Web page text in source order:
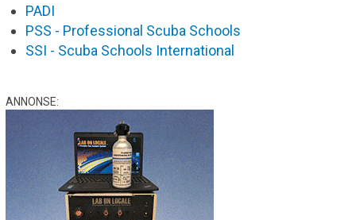
PADI
PSS - Professional Scuba Schools
SSI - Scuba Schools International
ANNONSE: